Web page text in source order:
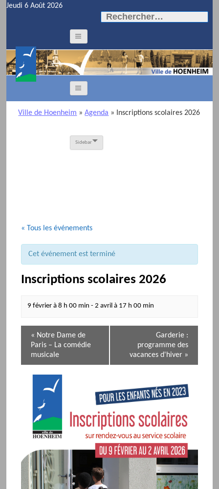
Jeudi 6 Août 2026
Rechercher :
Ville de Hoenheim »Agenda » Inscriptions scolaires 2026
Sidebar
« Tous les événements
Cet événement est terminé
Inscriptions scolaires 2026
9 février à 8 h 00 min -2 avril à 17 h 00 min
i
e
l
'
« Notre Dame de
Paris – La comédie
musicale
Garderie :
programme des
vacances d'hiver »